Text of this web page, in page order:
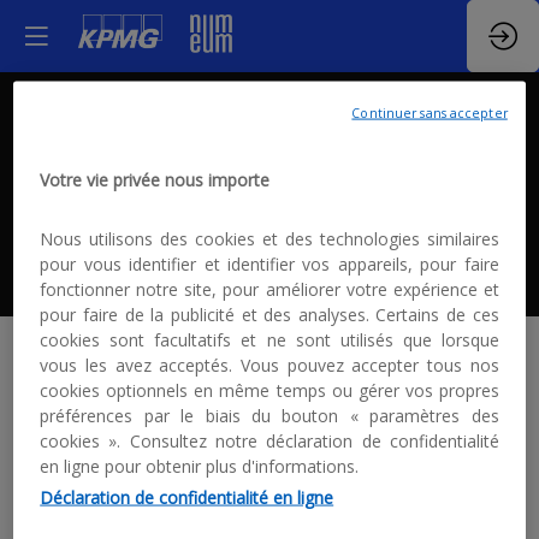
Thème 2
Description
Lorem ipsum dolor sit amet, consectetur
adipiscing elit, sed do eiusmod tempor incididunt
ut labore et dolore magna aliqua. Ut enim ad
minim veniam, quis nostrud exercitation ullamco
Votre vie privée nous importe
Nous utilisons des cookies et des technologies similaires
pour vous identifier et identifier vos appareils, pour faire
fonctionner notre site, pour améliorer votre expérience et
pour faire de la publicité et des analyses. Certains de ces
cookies sont facultatifs et ne sont utilisés que lorsque
vous les avez acceptés. Vous pouvez accepter tous nos
cookies optionnels en même temps ou gérer vos propres
préférences par le biais du bouton « paramètres des
cookies ». Consultez notre déclaration de confidentialité
en ligne pour obtenir plus d'informations.
Déclaration de confidentialité en ligne
Continuer sans accepter